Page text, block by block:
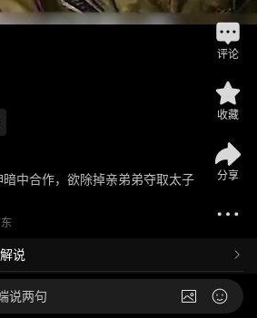
暗中合作，欲除掉亲弟弟夺取太子
说
评论
收藏
分享
说两句